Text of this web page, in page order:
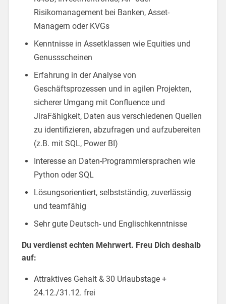
Risikomanagement bei Banken, Asset-
Managern oder KVGs
Kenntnisse in Assetklassen wie Equities und
Genussscheinen
Erfahrung in der Analyse von
Geschäftsprozessen und in agilen Projekten,
sicherer Umgang mit Confluence und
JiraFähigkeit, Daten aus verschiedenen Quellen
zu identifizieren, abzufragen und aufzubereiten
(z.B. mit SQL, Power BI)
Interesse an Daten-Programmiersprachen wie
Python oder SQL
Lösungsorientiert, selbstständig, zuverlässig
und teamfähig
Sehr gute Deutsch- und Englischkenntnisse
Du verdienst echten Mehrwert. Freu Dich deshalb
auf:
Attraktives Gehalt & 30 Urlaubstage +
24.12./31.12. frei